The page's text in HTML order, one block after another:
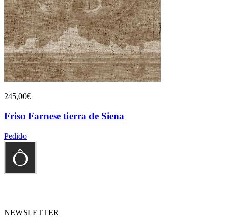
245,00€
Friso Farnese tierra de Siena
Pedido
NEWSLETTER